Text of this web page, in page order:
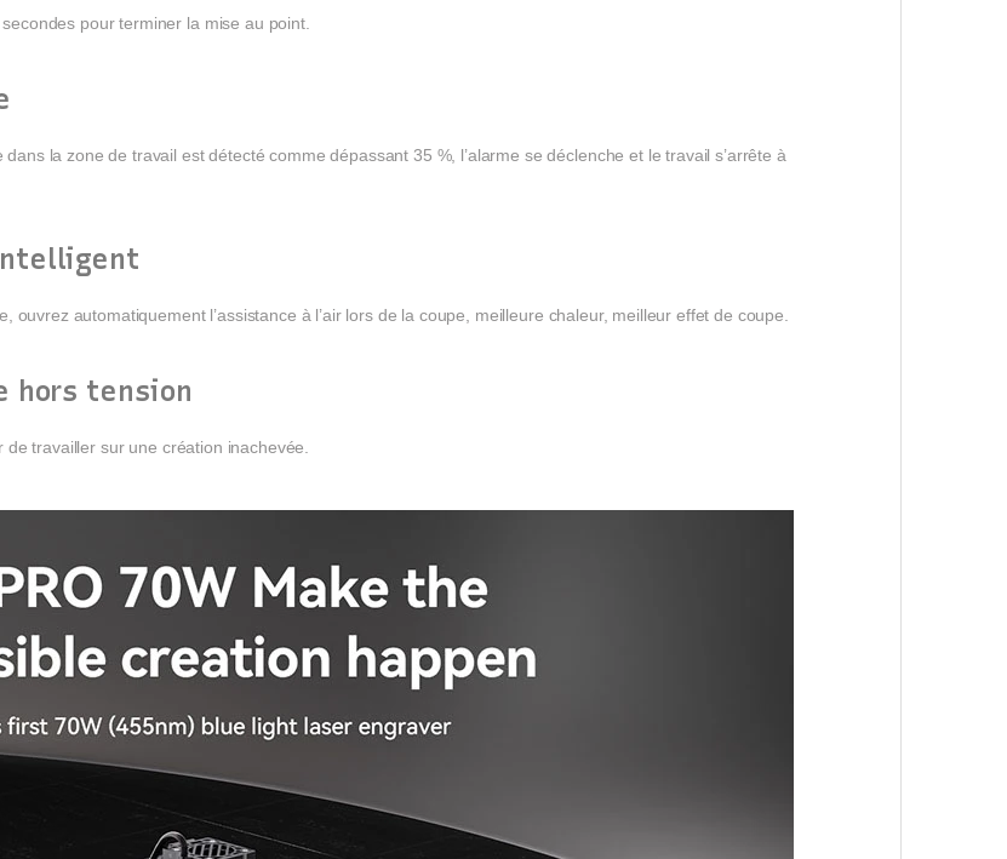
pour terminer la mise au point.
la zone de travail est détecté comme dépassant 35 %, l’alarme se déclenche et le travail s’arrête à
ouvrez automatiquement l’assistance à l’air lors de la coupe, meilleure chaleur, meilleur effet de coupe.
hors tension
de travailler sur une création inachevée.